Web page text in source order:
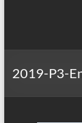
2019-P3-